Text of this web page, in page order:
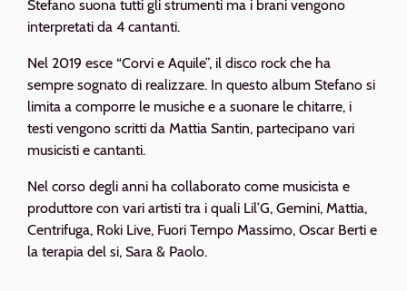
Stefano suona tutti gli strumenti ma i brani vengono
interpretati da 4 cantanti.
Nel 2019 esce “Corvi e Aquile”, il disco rock che ha
sempre sognato di realizzare. In questo album Stefano si
limita a comporre le musiche e a suonare le chitarre, i
testi vengono scritti da Mattia Santin, partecipano vari
musicisti e cantanti.
Nel corso degli anni ha collaborato come musicista e
produttore con vari artisti tra i quali Lil’G, Gemini, Mattia,
Centrifuga, Roki Live, Fuori Tempo Massimo, Oscar Berti e
la terapia del si, Sara & Paolo.